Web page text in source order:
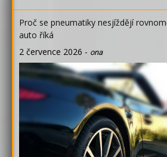
Proč se pneumatiky nesjíždějí
auto říká
2 července 2026 - ona